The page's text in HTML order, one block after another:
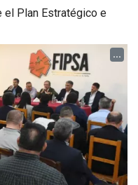
el Plan Estratégico e
...